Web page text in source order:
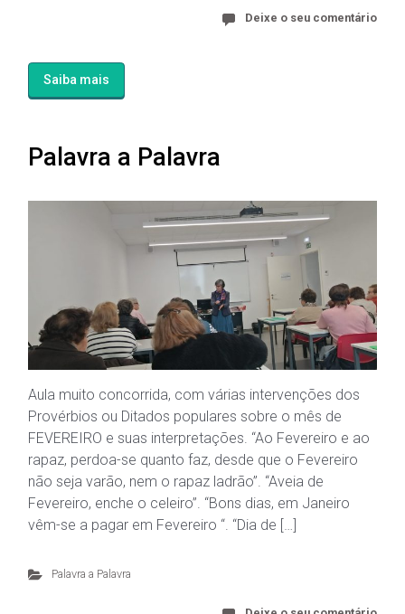
Deixe o seu comentário
Saiba mais
Palavra a Palavra
Aula muito concorrida, com várias intervenções dos
Provérbios ou Ditados populares sobre o mês de
FEVEREIRO e suas interpretações. “Ao Fevereiro e ao
rapaz, perdoa-se quanto faz, desde que o Fevereiro
não seja varão, nem o rapaz ladrão”. “Aveia de
Fevereiro, enche o celeiro”. “Bons dias, em Janeiro
vêm-se a pagar em Fevereiro “. “Dia de […]
Palavra a Palavra